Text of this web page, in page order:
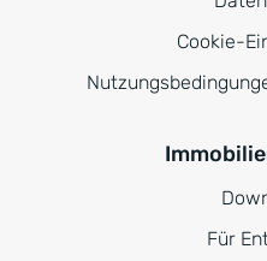
Cookie-
Für